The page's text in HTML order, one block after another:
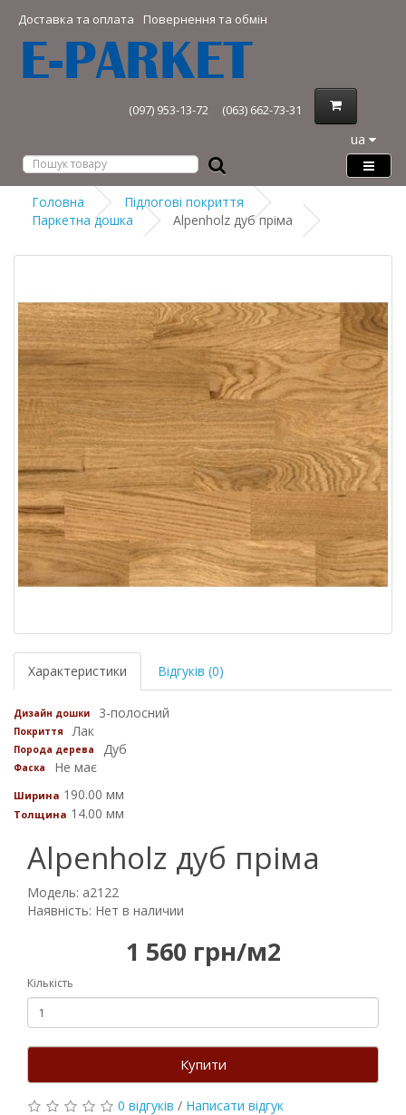
Доставка та оплата Повернення та обмін
(097) 953-13-72 (063) 662-73-31
ua
Головна
Підлогові покриття
Паркетна дошка
Alpenholz дуб пріма
Характеристики Відгуків (0)
Дизайн дошки 3-полосний
Покриття Лак
Порода дерева Дуб
Фаска Не має
Ширина 190.00 мм
Толщина 14.00 мм
Alpenholz дуб пріма
Модель: a2122
Наявність: Нет в наличии
1 560 грн/м2
Кількість
Купити
0 відгуків / Написати відгук